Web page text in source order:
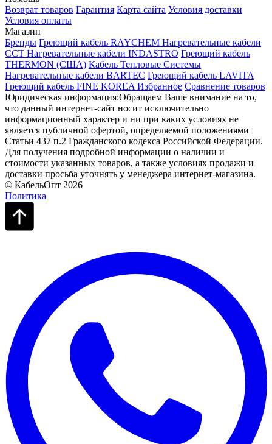
Возврат товаров Гарантия Карта сайта Условия доставки
Условия оплаты
Магазин
Бренды Греющий кабель RAYCHEM Нагревательные кабели
ССТ Нагревательные кабели INDASTRO Греющий кабель
THERMON (США) Кабель Тепловые Системы
Нагревательные кабели BARTEC Греющий кабель LAVITA
Греющий кабель FINE KOREA Избранное Сравнение товаров
Юридическая информация:Обращаем Ваше внимание на то,
что данный интернет-сайт носит исключительно
информационный характер и ни при каких условиях не
является публичной офертой, определяемой положениями
Статьи 437 п.2 Гражданского кодекса Российской Федерации.
Для получения подробной информации о наличии и
стоимости указанных товаров, а также условиях продажи и
доставки просьба уточнять у менеджера интернет-магазина.
© КабельОпт 2026
Политика